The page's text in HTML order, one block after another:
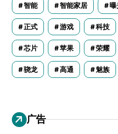
智能 智能家居 曝
正式 游戏 科技
芯片 苹果 荣耀
骁龙 高通 魅族
广告